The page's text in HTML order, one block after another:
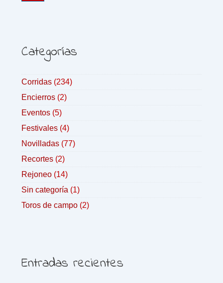
Categorías
Corridas (234)
Encierros (2)
Eventos (5)
Festivales (4)
Novilladas (77)
Recortes (2)
Rejoneo (14)
Sin categoría (1)
Toros de campo (2)
Entradas recientes